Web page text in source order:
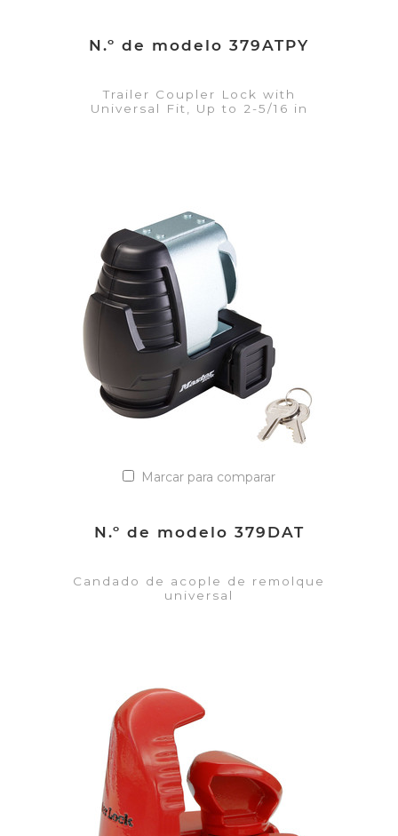
N.º de modelo 379ATPY
Trailer Coupler Lock with
Universal Fit, Up to 2-5/16 in
VER DETALLES
Añadir a la lista de cotización
Marcar para comparar
N.º de modelo 379DAT
Candado de acople de remolque
universal
VER DETALLES
Añadir a la lista de cotización